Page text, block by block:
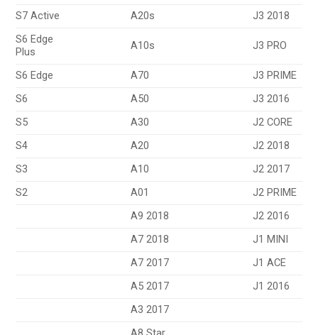
S7 Active
A20s
J3 2018
S6 Edge
Plus
A10s J3 PRO
S6 Edge A70
J3 PRIME
S6
A50
J3 2016
S5
A30
J2 CORE
S4
A20
J2 2018
S3
A10
J2 2017
S2
A01
J2 PRIME
A9 2018
J2 2016
A7 2018
J1 MINI
A7 2017
J1 ACE
A5 2017
J1 2016
A3 2017